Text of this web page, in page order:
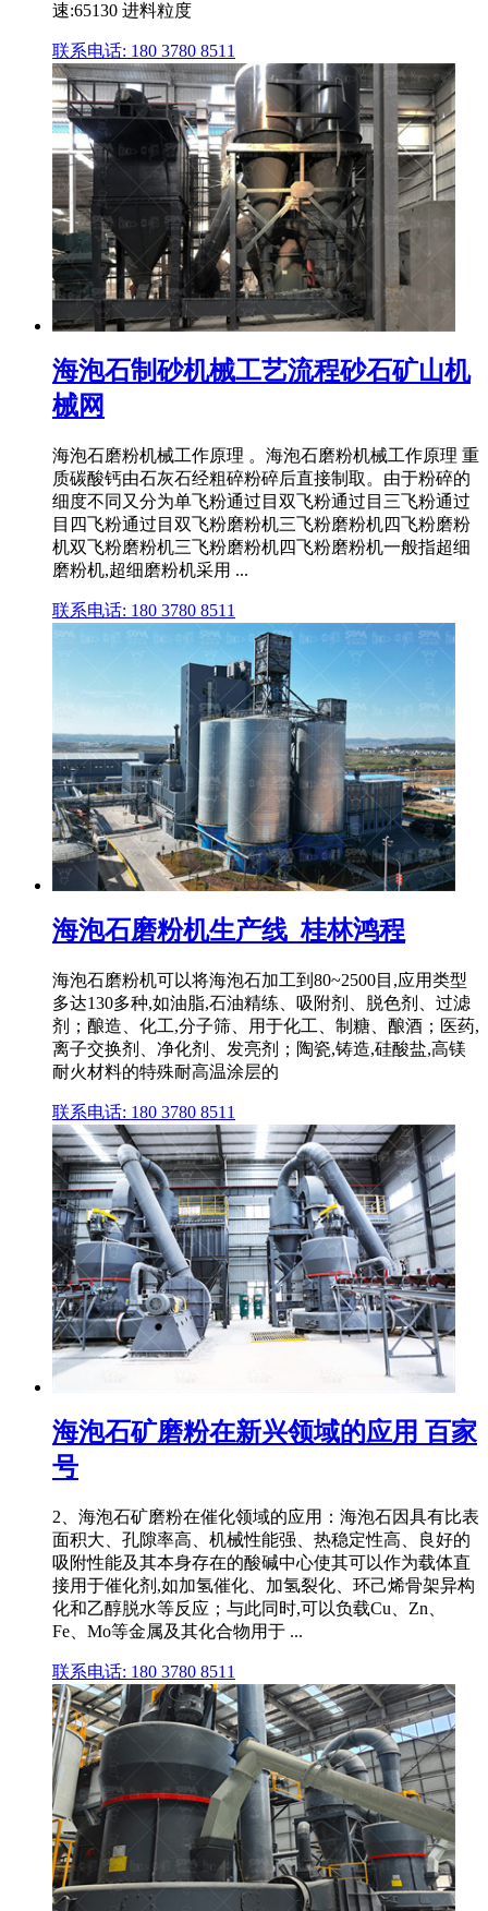
速:65130 进料粒度
联系电话: 180 3780 8511
海泡石制砂机械工艺流程砂石矿山机
械网
海泡石磨粉机械工作原理 。海泡石磨粉机械工作原理 重
质碳酸钙由石灰石经粗碎粉碎后直接制取。由于粉碎的
细度不同又分为单飞粉通过目双飞粉通过目三飞粉通过
目四飞粉通过目双飞粉磨粉机三飞粉磨粉机四飞粉磨粉
机双飞粉磨粉机三飞粉磨粉机四飞粉磨粉机一般指超细
磨粉机,超细磨粉机采用 ...
联系电话: 180 3780 8511
海泡石磨粉机生产线_桂林鸿程
海泡石磨粉机可以将海泡石加工到80~2500目,应用类型
多达130多种,如油脂,石油精练、吸附剂、脱色剂、过滤
剂；酿造、化工,分子筛、用于化工、制糖、酿酒；医药,
离子交换剂、净化剂、发亮剂；陶瓷,铸造,硅酸盐,高镁
耐火材料的特殊耐高温涂层的
联系电话: 180 3780 8511
海泡石矿磨粉在新兴领域的应用 百家
号
2、海泡石矿磨粉在催化领域的应用：海泡石因具有比表
面积大、孔隙率高、机械性能强、热稳定性高、良好的
吸附性能及其本身存在的酸碱中心使其可以作为载体直
接用于催化剂,如加氢催化、加氢裂化、环己烯骨架异构
化和乙醇脱水等反应；与此同时,可以负载Cu、Zn、
Fe、Mo等金属及其化合物用于 ...
联系电话: 180 3780 8511